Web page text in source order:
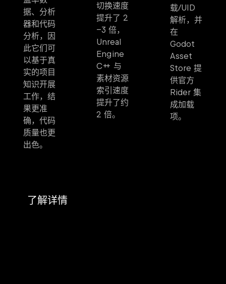
据、分析
器和代码
分析，因
此它们可
以基于真
实的项目
知识开展
工作，结
果更准
确，代码
质量也更
出色。
切换速度
提升了 2
–3 倍，
Unreal
Engine
C++ 与
素材资源
索引速度
提升了约
2 倍。
载/UID
解析，并
在
Godot
Asset
Store 提
供官方
Rider 集
成加载
项。
了解详情